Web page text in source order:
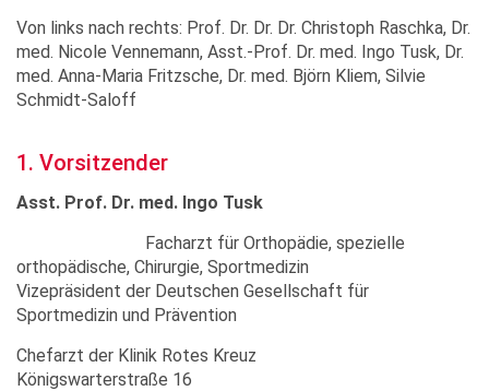
Von links nach rechts: Prof. Dr. Dr. Dr. Christoph Raschka, Dr.
med. Nicole Vennemann, Asst.-Prof. Dr. med. Ingo Tusk, Dr.
med. Anna-Maria Fritzsche, Dr. med. Björn Kliem, Silvie
Schmidt-Saloff
1. Vorsitzender
Asst. Prof. Dr. med. Ingo Tusk
Facharzt für Orthopädie, spezielle
orthopädische, Chirurgie, Sportmedizin
Vizepräsident der Deutschen Gesellschaft für
Sportmedizin und Prävention
Chefarzt der Klinik Rotes Kreuz
Königswarterstraße 16